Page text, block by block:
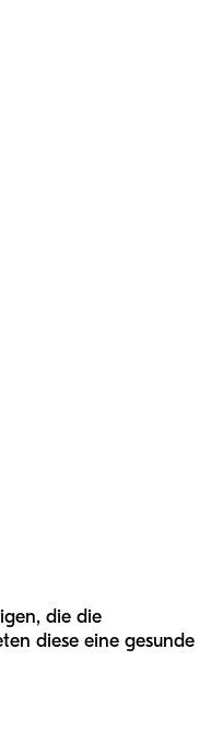
die die
diese eine gesunde